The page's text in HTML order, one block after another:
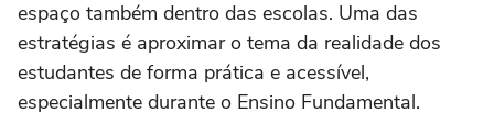
espaço também dentro das escolas. Uma das
estratégias é aproximar o tema da realidade dos
estudantes de forma prática e acessível,
especialmente durante o Ensino Fundamental.